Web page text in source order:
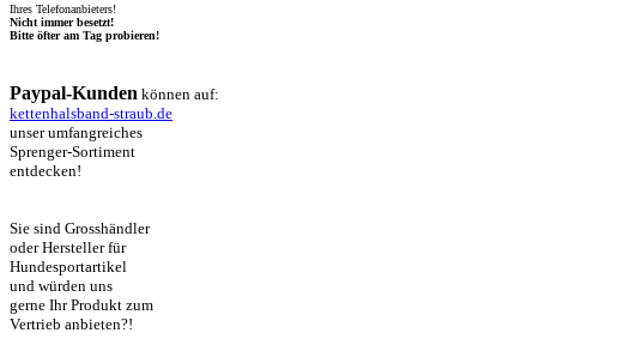
Ihres Telefonanbieters!
Nicht immer besetzt!
Bitte öfter am Tag probieren!
Paypal-Kunden können auf:
kettenhalsband-straub.de
unser umfangreiches
Sprenger-Sortiment
entdecken!
Sie sind Grosshändler
oder Hersteller für
Hundesportartikel
und würden uns
gerne Ihr Produkt zum
Vertrieb anbieten?!